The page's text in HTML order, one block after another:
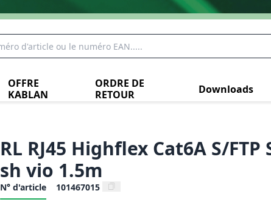
OFFRE
KABLAN
ORDRE DE
RETOUR
Downloads
RL RJ45 Highflex Cat6A S/FTP
sh vio 1.5m
N° d'article 101467015